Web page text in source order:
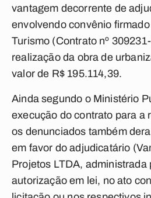
vantagem decorrente de
envolvendo convênio
Turismo (Contrato nº
realização da obra de
valor de R$ 195.114,39.
Ainda segundo o Ministério
execução do contrato para a
os denunciados também
em favor do adjudicatário
Projetos LTDA, administrada
autorização em lei, no ato